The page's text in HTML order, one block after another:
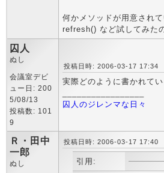
何かメソッドが用意され
refresh() など試してみた
囚人
ぬし
会議室デビ
ュー日: 200
5/08/13
投稿数: 101
9
投稿日時: 2006-03-17 17:34
実際どのように書かれて
囚人のジレンマな日々
Ｒ・田中
一郎
ぬし
投稿日時: 2006-03-17 17:40
引用: